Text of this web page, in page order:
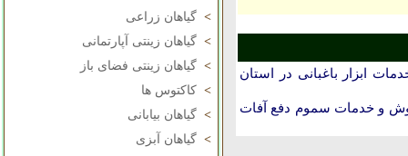
> گیاهان زراعی
> گیاهان زینتی آپارتمانی
> گیاهان زینتی فضای باز
> کاکتوس ها
> گیاهان بیابانی
> گیاهان آبزی
ابزار باغبانی در استان
و خدمات سموم دفع آفات